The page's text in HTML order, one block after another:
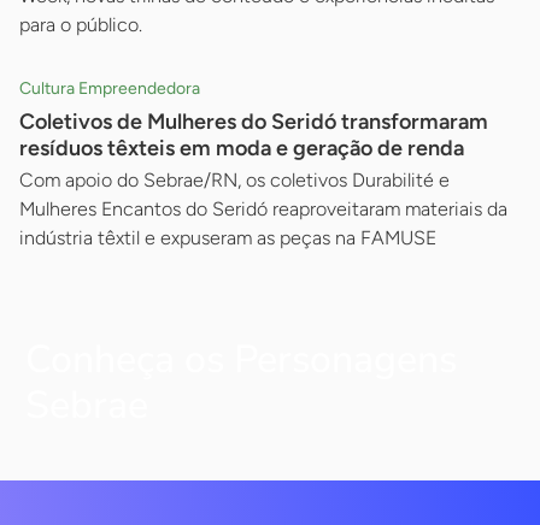
para o público.
Cultura Empreendedora
Coletivos de Mulheres do Seridó transformaram
resíduos têxteis em moda e geração de renda
Com apoio do Sebrae/RN, os coletivos Durabilité e
Mulheres Encantos do Seridó reaproveitaram materiais da
indústria têxtil e expuseram as peças na FAMUSE